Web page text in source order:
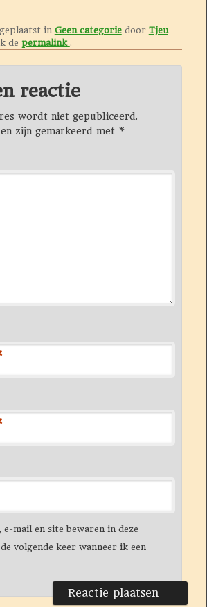
in Geen categoriedoor Tjeu
de permalink .
reactie
wordt niet gepubliceerd.
zijn gemarkeerd met *
e-mail en site bewaren in deze
volgende keer wanneer ik een